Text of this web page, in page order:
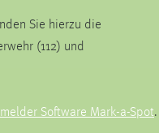
Sie hierzu die
(112) und
Software Mark-a-Spot.